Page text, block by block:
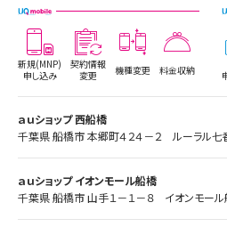
新規(MNP)
申し込み
契約情報
変更
機種変更 料金収納
ａｕショップ 西船橋
千葉県 船橋市 本郷町４２４－２ ルーラル七
ａｕショップ イオンモール船橋
千葉県 船橋市 山手１－１－８ イオンモール